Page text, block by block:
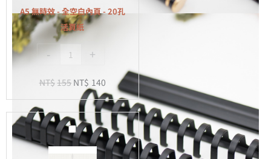
全
空
白
內
-
20
孔
活
頁
A5 無時效 - 全空白內頁 - 20孔
活頁紙
- +
NT$155 NT$ 140
A5
無